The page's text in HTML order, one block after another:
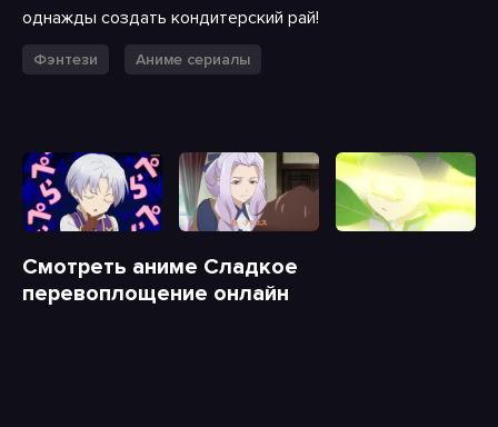
однажды создать кондитерский рай!
Фэнтези Аниме сериалы
Смотреть аниме Сладкое
перевоплощение онлайн